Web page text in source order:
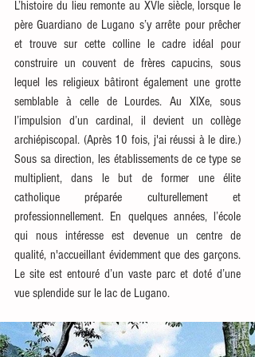
L’histoire du lieu remonte au XVIe siècle, lorsque le
père Guardiano de Lugano s’y arrête pour prêcher
et trouve sur cette colline le cadre idéal pour
construire un couvent de frères capucins, sous
lequel les religieux bâtiront également une grotte
semblable à celle de Lourdes. Au XIXe, sous
l’impulsion d’un cardinal, il devient un collège
archiépiscopal. (Après 10 fois, j'ai réussi à le dire.)
Sous sa direction, les établissements de ce type se
multiplient, dans le but de former une élite
catholique préparée culturellement et
professionnellement. En quelques années, l’école
qui nous intéresse est devenue un centre de
qualité, n'accueillant évidemment que des garçons.
Le site est entouré d’un vaste parc et doté d’une
vue splendide sur le lac de Lugano.